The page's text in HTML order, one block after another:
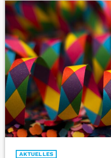
AKTUELLES